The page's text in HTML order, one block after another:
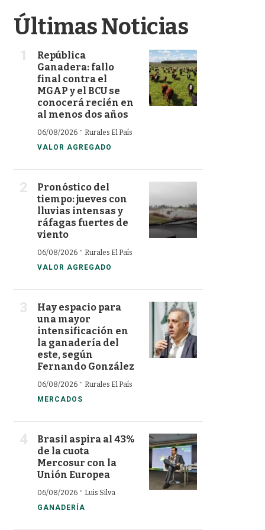
Últimas Noticias
República
Ganadera: fallo
final contra el
MGAP y el BCU se
conocerá recién en
al menos dos años
06/08/2026 · Rurales El País
VALOR AGREGADO
Pronóstico del
tiempo: jueves con
lluvias intensas y
ráfagas fuertes de
viento
06/08/2026 · Rurales El País
VALOR AGREGADO
Hay espacio para
una mayor
intensificación en
la ganadería del
este, según
Fernando González
06/08/2026 · Rurales El País
MERCADOS
Brasil aspira al 43%
de la cuota
Mercosur con la
Unión Europea
06/08/2026 · Luis Silva
GANADERÍA